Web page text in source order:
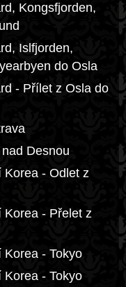
Kongsfjorden,
Islfjorden,
do Osla
- Přílet z Osla do
Desnou
Korea - Odlet z
Korea - Přelet z
- Tokyo
- Tokyo